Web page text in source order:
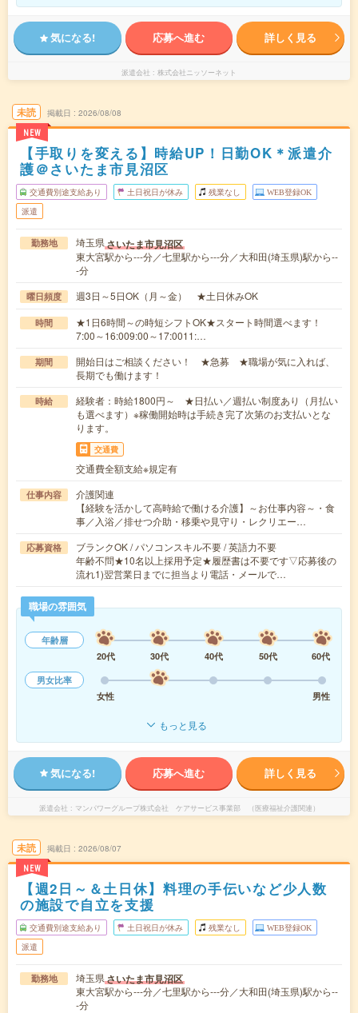
気になる! 応募へ進む 詳しく見る
派遣会社 株式会社ニッソーネット
未読
NEW
掲載日 2026/08/08
【手取りを変える】時給UP！日勤OK＊派遣介
護＠さいたま市見沼区
交通費別途支給あり 土日祝日が休み 残業なし WEB登録OK
派遣
勤務地 埼玉県さいたま市見沼区
東大宮駅から---分／七里駅から---分／大和田(埼玉県)駅から--
-分
曜日頻度 週3日～5日OK（月～金） ★土日休みOK
時間
★1日6時間～の時短シフトOK★スタート時間選べます！
7:00～16:009:00～17:0011:…
期間
開始日はご相談ください！ ★急募 ★職場が気に入れば、
長期でも働けます！
時給
経験者：時給1800円～ ★日払い／週払い制度あり（月払い
も選べます）※稼働開始時は手続き完了次第のお支払いとな
ります。
交通費
交通費全額支給※規定有
仕事内容
介護関連
【経験を活かして高時給で働ける介護】～お仕事内容～・食
事／入浴／排せつ介助・移乗や見守り・レクリエー…
応募資格
ブランクOK / パソコンスキル不要 / 英語力不要
年齢不問★10名以上採用予定★履歴書は不要です▽応募後の
流れ1)翌営業日までに担当より電話・メールで…
職場の雰囲気
年齢層
20代
30代 40代 50代
60代
男女比率
女性
男性
もっと見る
気になる! 応募へ進む 詳しく見る
派遣会社 マンパワーグループ株式会社 ケアサービス事業部 （医療福祉介護関連）
未読
NEW
掲載日 2026/08/07
【週2日～＆土日休】料理の手伝いなど少人数
の施設で自立を支援
交通費別途支給あり 土日祝日が休み 残業なし WEB登録OK
派遣
勤務地 埼玉県さいたま市見沼区
東大宮駅から---分／七里駅から---分／大和田(埼玉県)駅から--
-分